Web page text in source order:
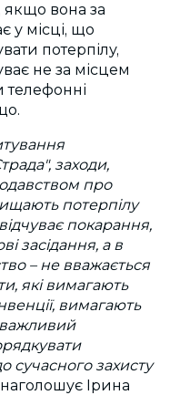
якщо вона за
у місці, що
потерпілу,
не за місцем
телефонні
заходи,
про
потерпілу
покарання,
засідання, а в
– не вважається
які вимагають
вимагають
сучасного захисту
Ірина